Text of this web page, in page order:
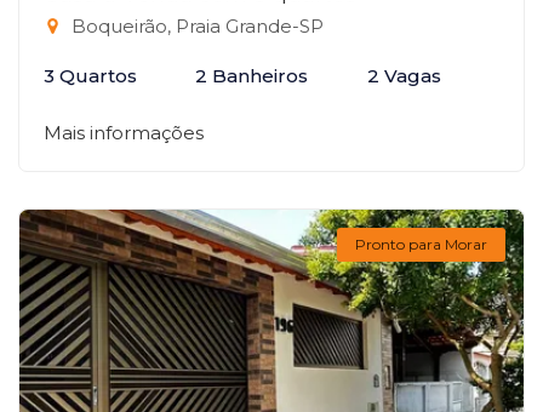
Boqueirão, Praia Grande-SP
3 Quartos 2 Banheiros 2 Vagas
Mais informações
Pronto para Morar